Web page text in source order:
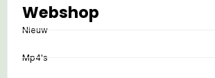
Webshop
Nieuw
Mp4's